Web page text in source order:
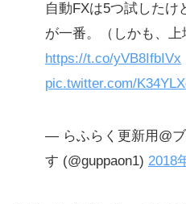
自動FXは5つ試したけ
が一番。（しかも、上
https://t.co/yVB8IfbIVx
pic.twitter.com/
— らふらく更新用@
す (@guppaon1) 2018